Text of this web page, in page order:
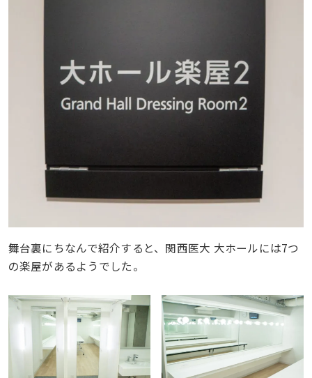
舞台裏にちなんで紹介すると、関西医大 大ホールには7つ
の楽屋があるようでした。